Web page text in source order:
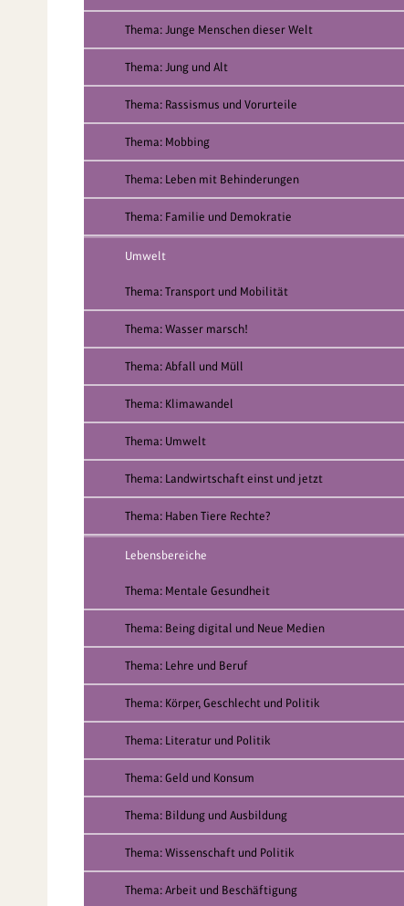
Thema: Junge Menschen dieser Welt
Thema: Jung und Alt
Thema: Rassismus und Vorurteile
Thema: Mobbing
Thema: Leben mit Behinderungen
Thema: Familie und Demokratie
Umwelt
Thema: Transport und Mobilität
Thema: Wasser marsch!
Thema: Abfall und Müll
Thema: Klimawandel
Thema: Umwelt
Thema: Landwirtschaft einst und jetzt
Thema: Haben Tiere Rechte?
Lebensbereiche
Thema: Mentale Gesundheit
Thema: Being digital und Neue Medien
Thema: Lehre und Beruf
Thema: Körper, Geschlecht und Politik
Thema: Literatur und Politik
Thema: Geld und Konsum
Thema: Bildung und Ausbildung
Thema: Wissenschaft und Politik
Thema: Arbeit und Beschäftigung